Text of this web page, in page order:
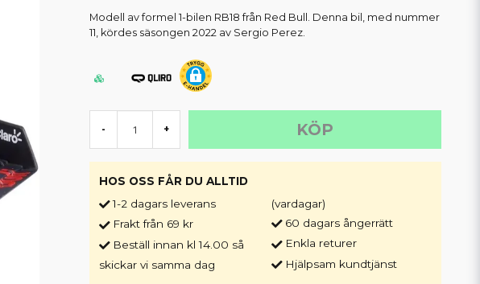
Modell av formel 1-bilen RB18 från Red Bull. Denna bil, med nummer
11, kördes säsongen 2022 av Sergio Perez.
- + KÖP
HOS OSS FÅR DU ALLTID
1-2 dagars leverans
Frakt från 69 kr
Beställ innan kl 14.00 så
skickar vi samma dag
(vardagar)
60 dagars ångerrätt
Enkla returer
Hjälpsam kundtjänst